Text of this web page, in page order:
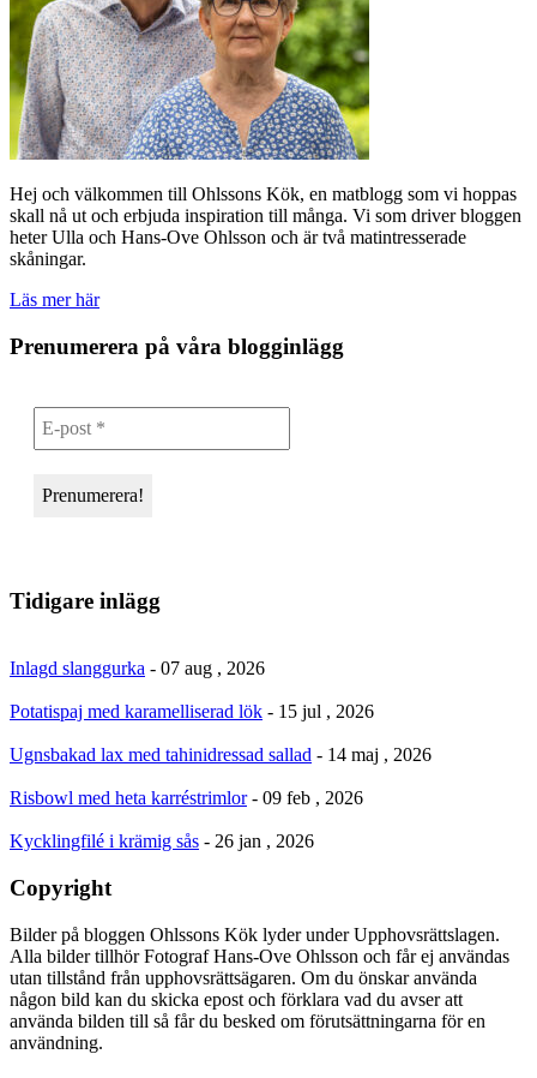
Hej och välkommen till Ohlssons Kök, en matblogg som vi hoppas
skall nå ut och erbjuda inspiration till många. Vi som driver bloggen
heter Ulla och Hans-Ove Ohlsson och är två matintresserade
skåningar.
Läs mer här
Prenumerera på våra blogginlägg
Tidigare inlägg
Inlagd slanggurka - 07 aug , 2026
Potatispaj med karamelliserad lök - 15 jul , 2026
Ugnsbakad lax med tahinidressad sallad - 14 maj , 2026
Risbowl med heta karréstrimlor - 09 feb , 2026
Kycklingfilé i krämig sås - 26 jan , 2026
Copyright
Bilder på bloggen Ohlssons Kök lyder under Upphovsrättslagen.
Alla bilder tillhör Fotograf Hans-Ove Ohlsson och får ej användas
utan tillstånd från upphovsrättsägaren. Om du önskar använda
någon bild kan du skicka epost och förklara vad du avser att
använda bilden till så får du besked om förutsättningarna för en
användning.